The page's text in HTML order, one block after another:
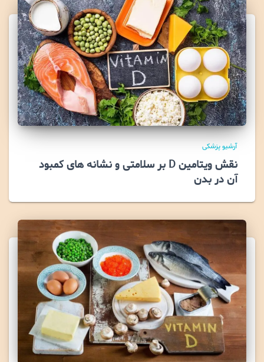
آرشیو پزشکی
نقش ویتامین D بر سلامتی و نشانه های کمبود
آن در بدن